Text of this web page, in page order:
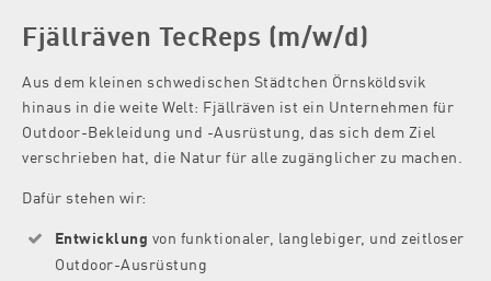
Fjällräven TecReps (m/w/d)
Aus dem kleinen schwedischen Städtchen Örnsköldsvik
hinaus in die weite Welt: Fjällräven ist ein Unternehmen für
Outdoor-Bekleidung und -Ausrüstung, das sich dem Ziel
verschrieben hat, die Natur für alle zugänglicher zu machen.
Dafür stehen wir:
Entwicklung von funktionaler, langlebiger, und zeitloser
Outdoor-Ausrüstung